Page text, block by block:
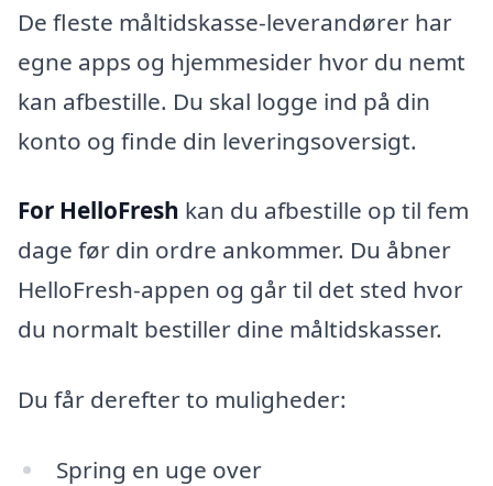
De fleste måltidskasse-leverandører har
egne apps og hjemmesider hvor du nemt
kan afbestille. Du skal logge ind på din
konto og finde din leveringsoversigt.
For HelloFresh kan du afbestille op til fem
dage før din ordre ankommer. Du åbner
HelloFresh-appen og går til det sted hvor
du normalt bestiller dine måltidskasser.
Du får derefter to muligheder:
Spring en uge over